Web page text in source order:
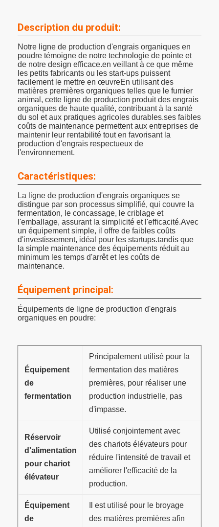
Description du produit:
Notre ligne de production d'engrais organiques en
poudre témoigne de notre technologie de pointe et
de notre design efficace.en veillant à ce que même
les petits fabricants ou les start-ups puissent
facilement le mettre en œuvreEn utilisant des
matières premières organiques telles que le fumier
animal, cette ligne de production produit des engrais
organiques de haute qualité, contribuant à la santé
du sol et aux pratiques agricoles durables.ses faibles
coûts de maintenance permettent aux entreprises de
maintenir leur rentabilité tout en favorisant la
production d'engrais respectueux de
l'environnement.
Caractéristiques:
La ligne de production d'engrais organiques se
distingue par son processus simplifié, qui couvre la
fermentation, le concassage, le criblage et
l'emballage, assurant la simplicité et l'efficacité.Avec
un équipement simple, il offre de faibles coûts
d'investissement, idéal pour les startups.tandis que
la simple maintenance des équipements réduit au
minimum les temps d'arrêt et les coûts de
maintenance.
Équipement principal:
Équipements de ligne de production d'engrais
organiques en poudre:
Équipement
de
fermentation
Principalement utilisé pour la
fermentation des matières
premières, pour réaliser une
production industrielle, pas
d'impasse.
Réservoir
d'alimentation
pour chariot
élévateur
Utilisé conjointement avec
des chariots élévateurs pour
réduire l'intensité de travail et
améliorer l'efficacité de la
production.
Équipement
de
Il est utilisé pour le broyage
des matières premières afin